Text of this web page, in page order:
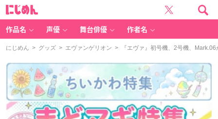
作品名 声優 舞台俳優 作者名
にじめん > グッズ > エヴァンゲリオン > 『エヴァ』初号機、2号機、